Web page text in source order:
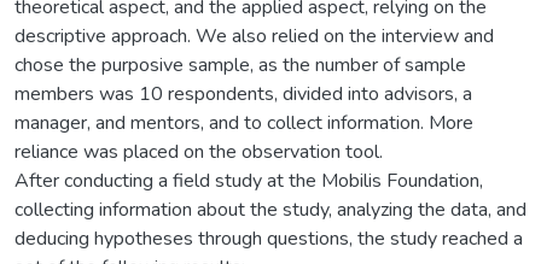
theoretical aspect, and the applied aspect, relying on the
descriptive approach. We also relied on the interview and
chose the purposive sample, as the number of sample
members was 10 respondents, divided into advisors, a
manager, and mentors, and to collect information. More
reliance was placed on the observation tool.
After conducting a field study at the Mobilis Foundation,
collecting information about the study, analyzing the data, and
deducing hypotheses through questions, the study reached a